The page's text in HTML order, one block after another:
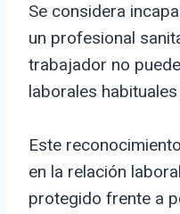
Se considera
un profesional
trabajador no
laborales
Este
en la relación
protegido frente a